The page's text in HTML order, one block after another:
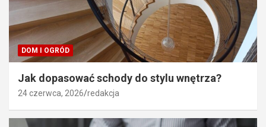
DOM I OGRÓD
Jak dopasować schody do stylu wnętrza?
24 czerwca, 2026 redakcja